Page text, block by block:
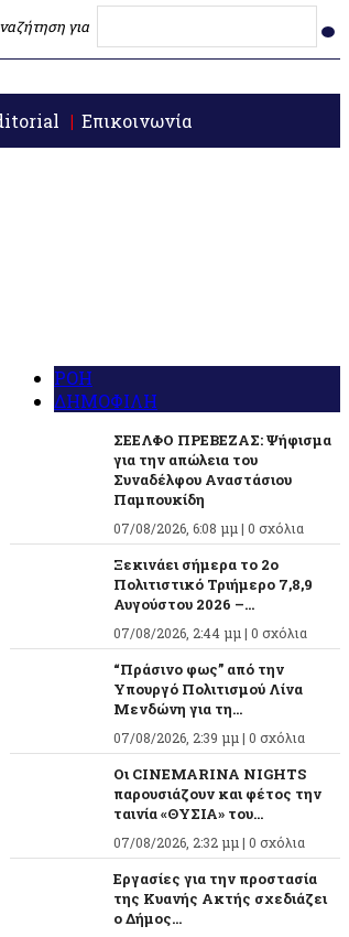
για
Επικοινωνία
ΡΟΗ
ΔΗΜΟΦΙΛΗ
ΣΕΕΛΦΟ ΠΡΕΒΕΖΑΣ: Ψήφισμα
για την απώλεια του
Συναδέλφου Αναστάσιου
Παμπουκίδη
07/08/2026, 6:08 μμ | 0 σχόλια
Ξεκινάει σήμερα το 2ο
Πολιτιστικό Τριήμερο 7,8,9
Αυγούστου 2026 –...
07/08/2026, 2:44 μμ | 0 σχόλια
“Πράσινο φως” από την
Υπουργό Πολιτισμού Λίνα
Μενδώνη για τη...
07/08/2026, 2:39 μμ | 0 σχόλια
Οι CINEMARINA NIGHTS
παρουσιάζουν και φέτος την
ταινία «ΘΥΣΙΑ» του...
07/08/2026, 2:32 μμ | 0 σχόλια
Εργασίες για την προστασία
της Κυανής Ακτής σχεδιάζει
ο Δήμος...